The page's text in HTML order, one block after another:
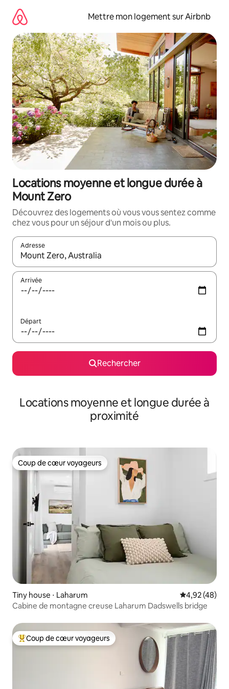
directement
contenu
Mettre mon logement sur Airbnb
Locations moyenne et longue durée à
Mount Zero
Découvrez des logements où vous vous sentez comme
chez vous pour un séjour d'un mois ou plus.
Adresse
Lorsque les résultats s'affichent, utilisez les flèches vers le
Arrivée
Départ
Rechercher
Locations moyenne et longue durée à
proximité
Coup de cœur voyageurs
Coup de cœur voyageurs
Tiny house ⋅ Laharum Évaluation
4,92 (48)
Cabine de montagne creuse Laharum Dadswells bridge
Coups de cœur voyageurs les plus appréciés
Coup de cœur voyageurs